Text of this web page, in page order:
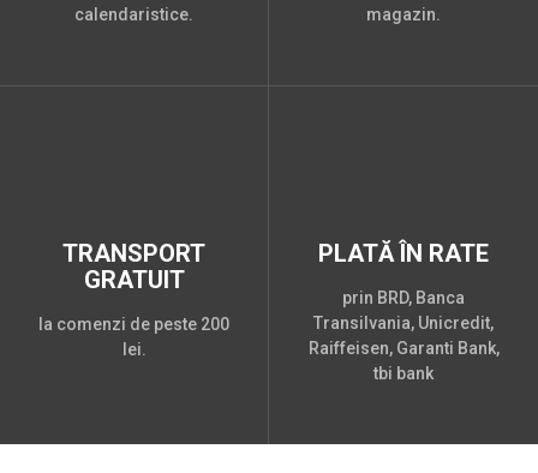
calendaristice.
magazin.
TRANSPORT
GRATUIT
la comenzi de peste 200
lei.
PLATĂ ÎN RATE
prin BRD, Banca
Transilvania, Unicredit,
Raiffeisen, Garanti Bank,
tbi bank